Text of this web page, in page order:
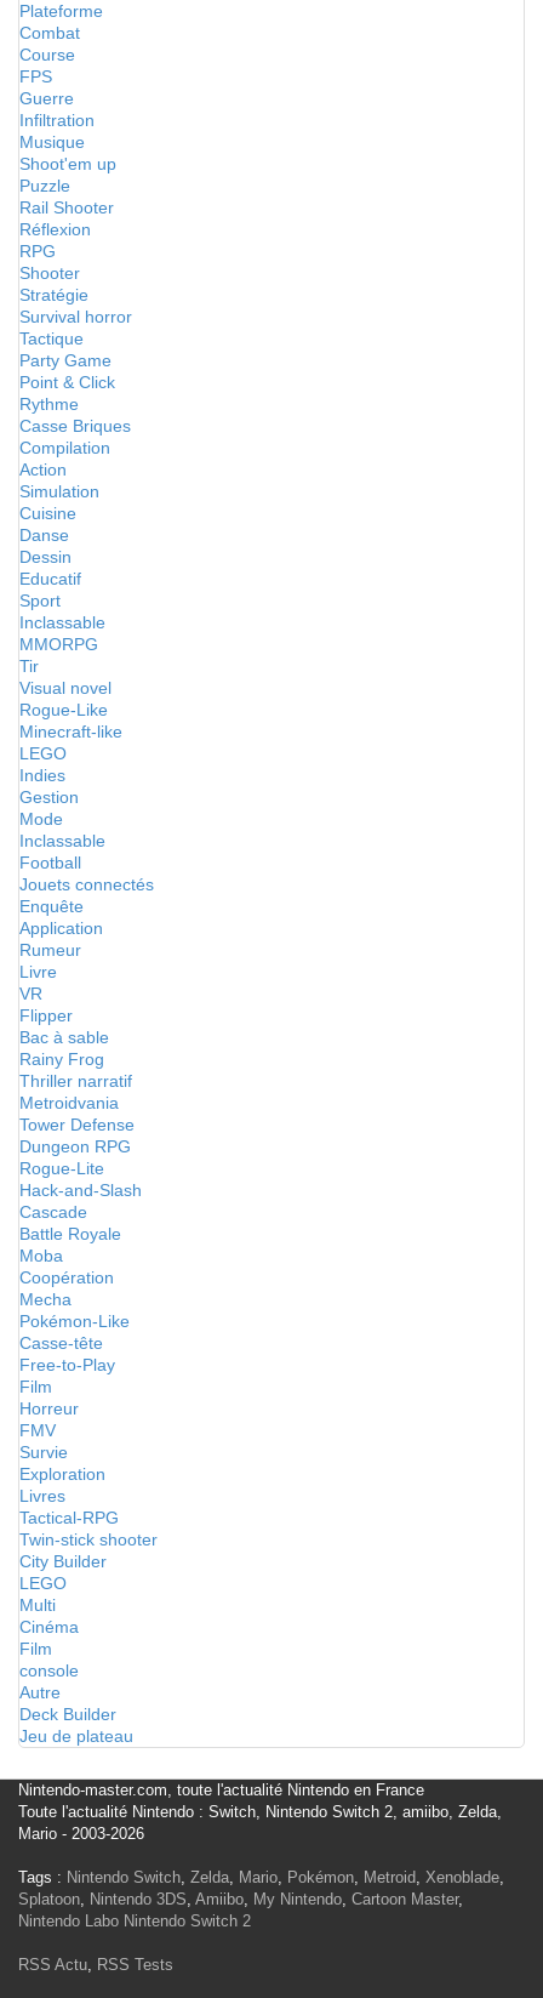
Plateforme
Combat
Course
FPS
Guerre
Infiltration
Musique
Shoot'em up
Puzzle
Rail Shooter
Réflexion
RPG
Shooter
Stratégie
Survival horror
Tactique
Party Game
Point & Click
Rythme
Casse Briques
Compilation
Action
Simulation
Cuisine
Danse
Dessin
Educatif
Sport
Inclassable
MMORPG
Tir
Visual novel
Rogue-Like
Minecraft-like
LEGO
Indies
Gestion
Mode
Inclassable
Football
Jouets connectés
Enquête
Application
Rumeur
Livre
VR
Flipper
Bac à sable
Rainy Frog
Thriller narratif
Metroidvania
Tower Defense
Dungeon RPG
Rogue-Lite
Hack-and-Slash
Cascade
Battle Royale
Moba
Coopération
Mecha
Pokémon-Like
Casse-tête
Free-to-Play
Film
Horreur
FMV
Survie
Exploration
Livres
Tactical-RPG
Twin-stick shooter
City Builder
LEGO
Multi
Cinéma
Film
console
Autre
Deck Builder
Jeu de plateau
Nintendo-master.com, toute l'actualité Nintendo en France
Toute l'actualité Nintendo : Switch, Nintendo Switch 2, amiibo, Zelda,
Mario - 2003-2026
Tags : Nintendo Switch, Zelda, Mario, Pokémon, Metroid, Xenoblade,
Splatoon, Nintendo 3DS, Amiibo, My Nintendo, Cartoon Master,
Nintendo Labo Nintendo Switch 2
RSS Actu, RSS Tests